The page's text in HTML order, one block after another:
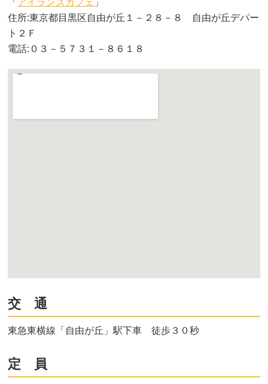
住所:東京都目黒区自由が丘１－２８－８ 自由が丘デパー
ト２Ｆ
電話:０３－５７３１－８６１８
交 通
東急東横線「自由が丘」駅下車 徒歩３０秒
定 員